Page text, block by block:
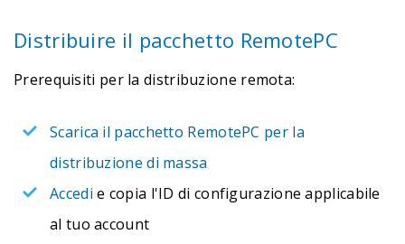
Distribuire il pacchetto RemotePC
Prerequisiti per la distribuzione remota:
Scarica il pacchetto RemotePC per la
distribuzione di massa
Accedie copia l'ID di configurazione applicabile
al tuo account